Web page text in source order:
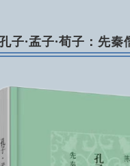
孔子·孟子·荀子： 先秦